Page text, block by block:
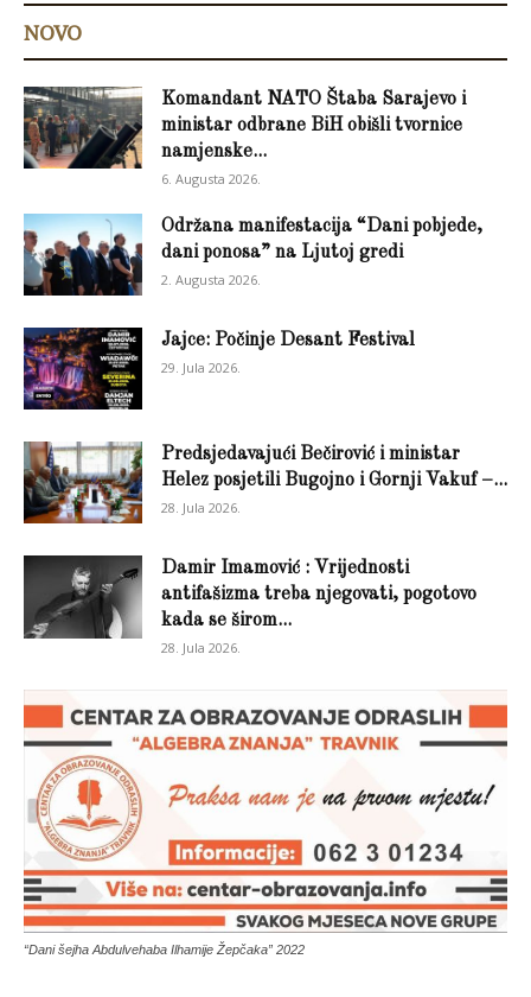
NOVO
Komandant NATO Štaba Sarajevo i
ministar odbrane BiH obišli tvornice
namjenske...
6. Augusta 2026.
Održana manifestacija “Dani pobjede,
dani ponosa” na Ljutoj gredi
2. Augusta 2026.
Jajce: Počinje Desant Festival
29. Jula 2026.
Predsjedavajući Bečirović i ministar
Helez posjetili Bugojno i Gornji Vakuf –...
28. Jula 2026.
Damir Imamović : Vrijednosti
antifašizma treba njegovati, pogotovo
kada se širom...
28. Jula 2026.
“Dani šejha Abdulvehaba Ilhamije Žepčaka” 2022